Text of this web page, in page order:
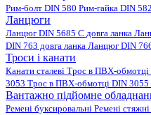
Рим-болт DIN 580 Рим-гайка DIN 582
Ланцюги
Ланцюг DIN 5685 C довга ланка
DIN 763 довга ланка Ланцюг DIN
Троси і канати
Канати сталеві Трос в ПВХ-обмотці
3053 Трос в ПВХ-обмотці DIN 3055
Вантажно підйомне
Ремені буксировальні Ремені стяжні